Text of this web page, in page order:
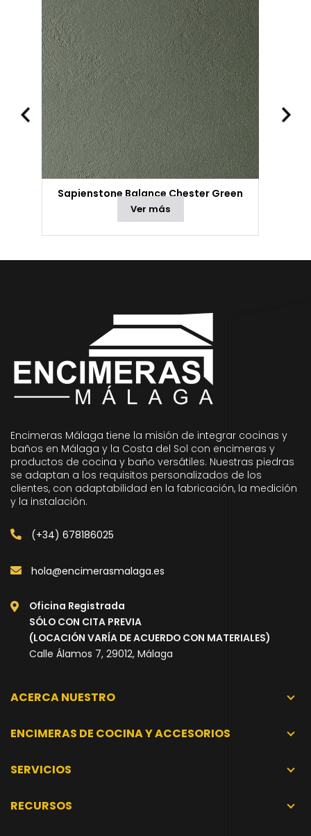
Sapienstone Balance Chester Green
Ver más
Encimeras Málaga tiene la misión de integrar cocinas y
baños en Málaga y la Costa del Sol con encimeras y
productos de cocina y baño versátiles. Nuestras piedras
se adaptan a los requisitos personalizados de los
clientes, con adaptabilidad en la fabricación, la medición
y la instalación.
(+34) 678186025
hola@encimerasmalaga.es
Oficina Registrada
SÓLO CON CITA PREVIA
(LOCACIÓN VARÍA DE ACUERDO CON MATERIALES)
Calle Álamos 7, 29012, Málaga
ACERCA NUESTRO
ENCIMERAS DE COCINA Y ACCESORIOS
SERVICIOS
RECURSOS